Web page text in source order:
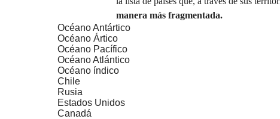
manera más fragmentada.
Océano Antártico
Océano Ártico
Océano Pacífico
Océano Atlántico
Océano índico
Chile
Rusia
Estados Unidos
Canadá